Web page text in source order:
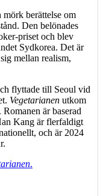
mörk berättelse om
Den belönades
priset och blev
Sydkorea. Det är
mellan realism,
flyttade till Seoul vid
Vegetarianen utkom
är baserad
Kang är flerfaldigt
och är 2024
.